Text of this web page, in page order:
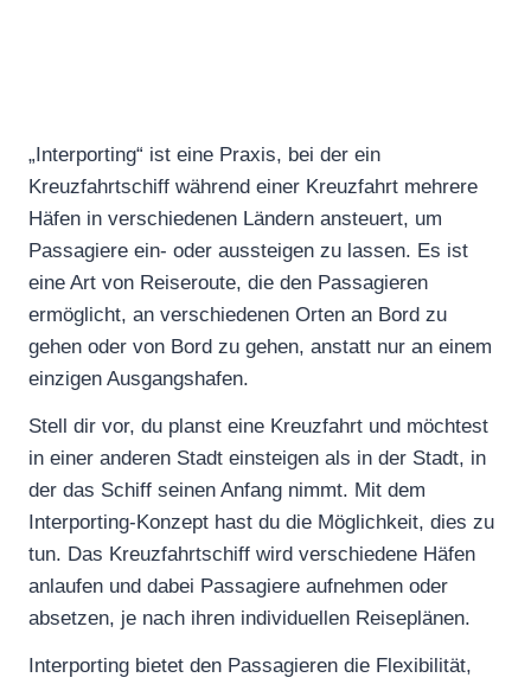
„Interporting“ ist eine Praxis, bei der ein
Kreuzfahrtschiff während einer Kreuzfahrt mehrere
Häfen in verschiedenen Ländern ansteuert, um
Passagiere ein- oder aussteigen zu lassen. Es ist
eine Art von Reiseroute, die den Passagieren
ermöglicht, an verschiedenen Orten an Bord zu
gehen oder von Bord zu gehen, anstatt nur an einem
einzigen Ausgangshafen.
Stell dir vor, du planst eine Kreuzfahrt und möchtest
in einer anderen Stadt einsteigen als in der Stadt, in
der das Schiff seinen Anfang nimmt. Mit dem
Interporting-Konzept hast du die Möglichkeit, dies zu
tun. Das Kreuzfahrtschiff wird verschiedene Häfen
anlaufen und dabei Passagiere aufnehmen oder
absetzen, je nach ihren individuellen Reiseplänen.
Interporting bietet den Passagieren die Flexibilität,